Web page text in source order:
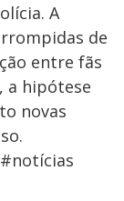
A
de
entre fãs
a hipótese
novas